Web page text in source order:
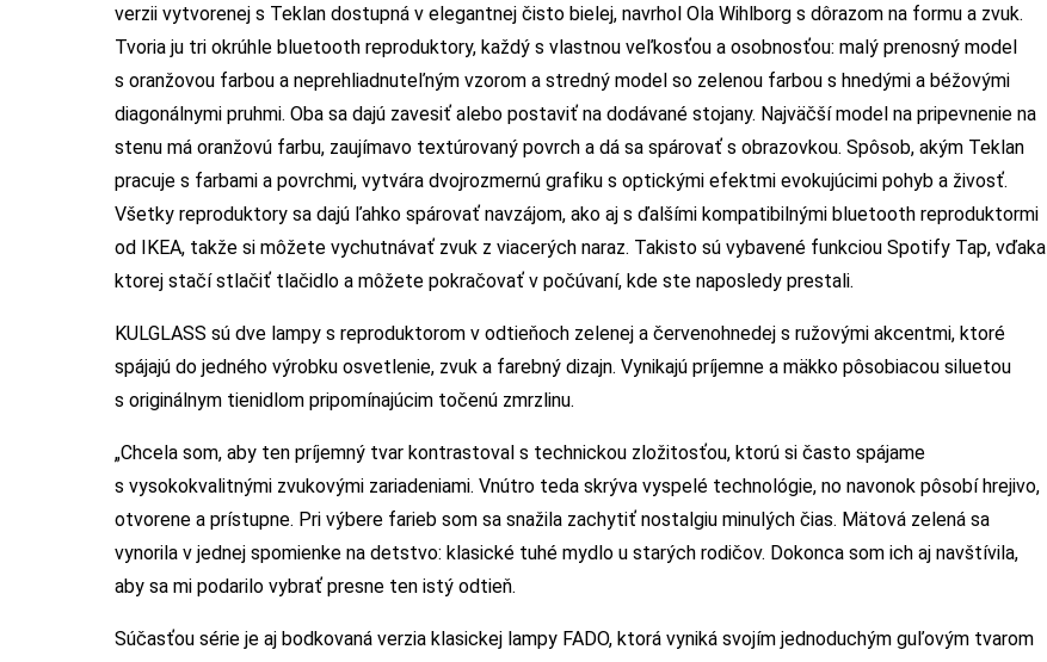
verzii vytvorenej s Teklan dostupná v elegantnej čisto bielej, navrhol Ola Wihlborg s dôrazom na formu a zvuk.
Tvoria ju tri okrúhle bluetooth reproduktory, každý s vlastnou veľkosťou a osobnosťou: malý prenosný model
s oranžovou farbou a neprehliadnuteľným vzorom a stredný model so zelenou farbou s hnedými a béžovými
diagonálnymi pruhmi. Oba sa dajú zavesiť alebo postaviť na dodávané stojany. Najväčší model na pripevnenie na
stenu má oranžovú farbu, zaujímavo textúrovaný povrch a dá sa spárovať s obrazovkou. Spôsob, akým Teklan
pracuje s farbami a povrchmi, vytvára dvojrozmernú grafiku s optickými efektmi evokujúcimi pohyb a živosť.
Všetky reproduktory sa dajú ľahko spárovať navzájom, ako aj s ďalšími kompatibilnými bluetooth reproduktormi
od IKEA, takže si môžete vychutnávať zvuk z viacerých naraz. Takisto sú vybavené funkciou Spotify Tap, vďaka
ktorej stačí stlačiť tlačidlo a môžete pokračovať v počúvaní, kde ste naposledy prestali.
KULGLASS sú dve lampy s reproduktorom v odtieňoch zelenej a červenohnedej s ružovými akcentmi, ktoré
spájajú do jedného výrobku osvetlenie, zvuk a farebný dizajn. Vynikajú príjemne a mäkko pôsobiacou siluetou
s originálnym tienidlom pripomínajúcim točenú zmrzlinu.
„Chcela som, aby ten príjemný tvar kontrastoval s technickou zložitosťou, ktorú si často spájame
s vysokokvalitnými zvukovými zariadeniami. Vnútro teda skrýva vyspelé technológie, no navonok pôsobí hrejivo,
otvorene a prístupne. Pri výbere farieb som sa snažila zachytiť nostalgiu minulých čias. Mätová zelená sa
vynorila v jednej spomienke na detstvo: klasické tuhé mydlo u starých rodičov. Dokonca som ich aj navštívila,
aby sa mi podarilo vybrať presne ten istý odtieň.
Súčasťou série je aj bodkovaná verzia klasickej lampy FADO, ktorá vyniká svojím jednoduchým guľovým tvarom